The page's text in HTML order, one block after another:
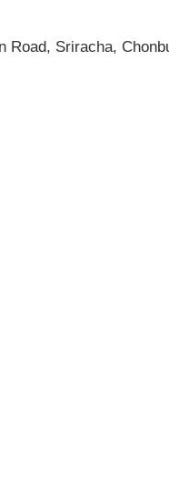
Road, Sriracha,